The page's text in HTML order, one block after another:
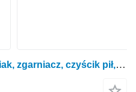
Kitos darbinės dalys Zgarniak, zgarniacz, czyścik pił, noża, piły rotorinės javapjovės Kemper 345, 360, 37